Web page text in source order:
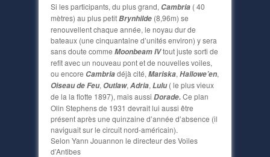
Si les participants, du plus grand, Cambria ( 40
mètres) au plus petitBrynhilde (8,96m) se
renouvellent chaque année, le noyau dur de
bateaux (une cinquantaine d’unités environ) y sera
sans doute comme Moonbeam IVtout juste sorti de
refit avec un nouveau pont et de nouvelles voiles,
ou encore Cambriadéjà cité, Mariska, Hallowe’en,
Oiseau de Feu, Outlaw, Adria, Lulu( le plus vieux
de la la flotte 1897), mais aussi Dorade.Ce plan
Olin Stephens de 1931 devrait lui aussi être
présent après une quinzaine d’année d’absence (il
naviguait sur le circuit nord-américain).
Selon Yann Jouannon le directeur des Voiles
d’Antibes